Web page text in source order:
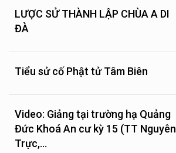
LƯỢC SỬ THÀNH LẬP CHÙA A DI
ĐÀ
Tiểu sử cố Phật tử Tâm Biên
Video: Giảng tại trường hạ Quảng
Đức Khoá An cư kỳ 15 (TT Nguyên
Trực,...